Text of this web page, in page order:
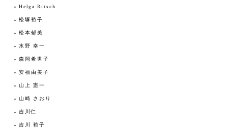
Helga Ritsch
松塚裕子
松本郁美
水野 幸一
森岡希世子
安福由美子
山上 憲一
山崎 さおり
吉川仁
吉川 裕子